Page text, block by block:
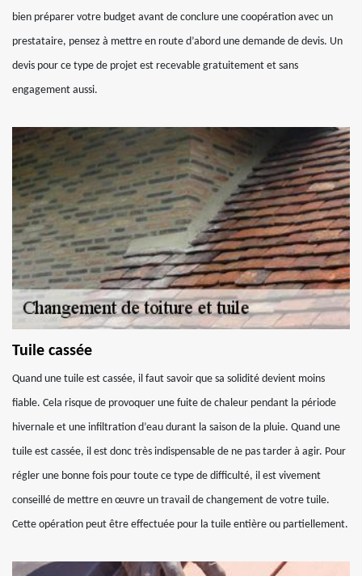
bien préparer votre budget avant de conclure une coopération avec un
prestataire, pensez à mettre en route d’abord une demande de devis. Un
devis pour ce type de projet est recevable gratuitement et sans
engagement aussi.
Tuile cassée
Quand une tuile est cassée, il faut savoir que sa solidité devient moins
fiable. Cela risque de provoquer une fuite de chaleur pendant la période
hivernale et une infiltration d’eau durant la saison de la pluie. Quand une
tuile est cassée, il est donc très indispensable de ne pas tarder à agir. Pour
régler une bonne fois pour toute ce type de difficulté, il est vivement
conseillé de mettre en œuvre un travail de changement de votre tuile.
Cette opération peut être effectuée pour la tuile entière ou partiellement.